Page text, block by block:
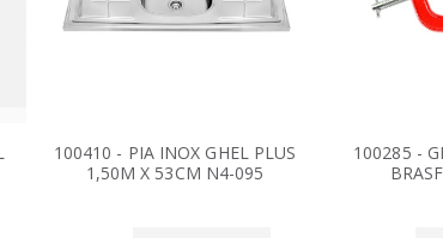
100410 - PIA INOX GHEL PLUS
1,50M X 53CM N4-095
100285 -